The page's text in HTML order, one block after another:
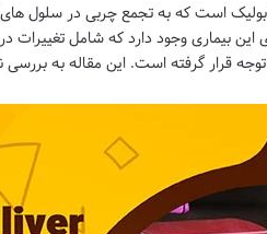
است که به تجمع چربی در سلول
بیماری وجود دارد که شامل
قرار گرفته است. این مقاله به